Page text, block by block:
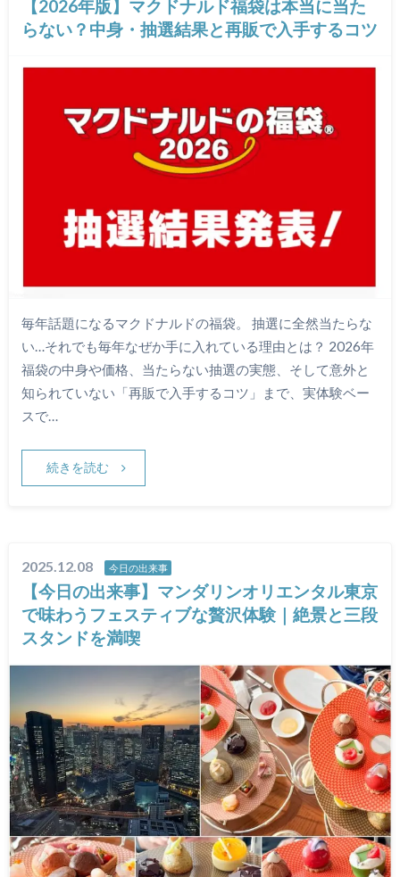
【2026年版】マクドナルド福袋は本当に当た
らない？中身・抽選結果と再販で入手するコツ
毎年話題になるマクドナルドの福袋。 抽選に全然当たらな
い…それでも毎年なぜか手に入れている理由とは？ 2026年
福袋の中身や価格、当たらない抽選の実態、そして意外と
知られていない「再販で入手するコツ」まで、実体験ベー
スで…
続きを読む
2025.12.08 今日の出来事
【今日の出来事】マンダリンオリエンタル東京
で味わうフェスティブな贅沢体験｜絶景と三段
スタンドを満喫